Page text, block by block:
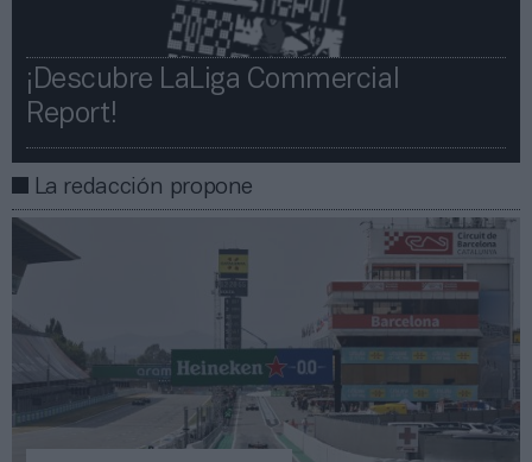
¡Descubre LaLiga Commercial
Report!​​
La redacción propone